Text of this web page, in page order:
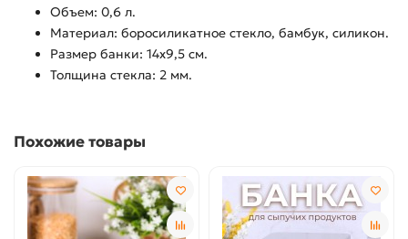
Объем: 0,6 л.
Материал: боросиликатное стекло, бамбук, силикон.
Размер банки: 14х9,5 см.
Толщина стекла: 2 мм.
Похожие товары